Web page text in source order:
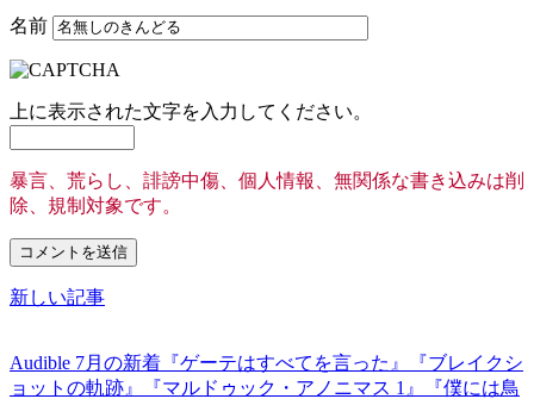
名前
上に表示された文字を入力してください。
暴言、荒らし、誹謗中傷、個人情報、無関係な書き込みは削
除、規制対象です。
新しい記事
Audible 7月の新着『ゲーテはすべてを言った』『ブレイクシ
ョットの軌跡』『マルドゥック・アノニマス 1』『僕には鳥